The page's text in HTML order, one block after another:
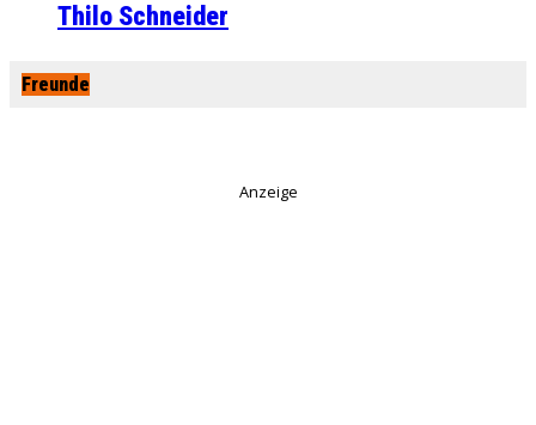
Thilo Schneider
Freunde
Anzeige